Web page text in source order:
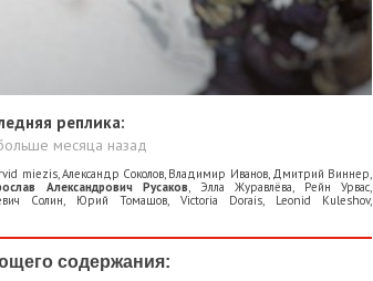
реплика:
месяца назад
miezis,Александр Соколов, Владимир Иванов, Дмитрий Виннер,
Александрович Русаков, Элла Журавлёва, Рейн Урвас,
Солин, Юрий Томашов, Victoria Dorais, Leonid Kuleshov,
содержания: